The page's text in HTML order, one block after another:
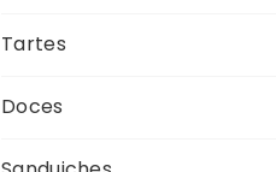
Tartes
Doces